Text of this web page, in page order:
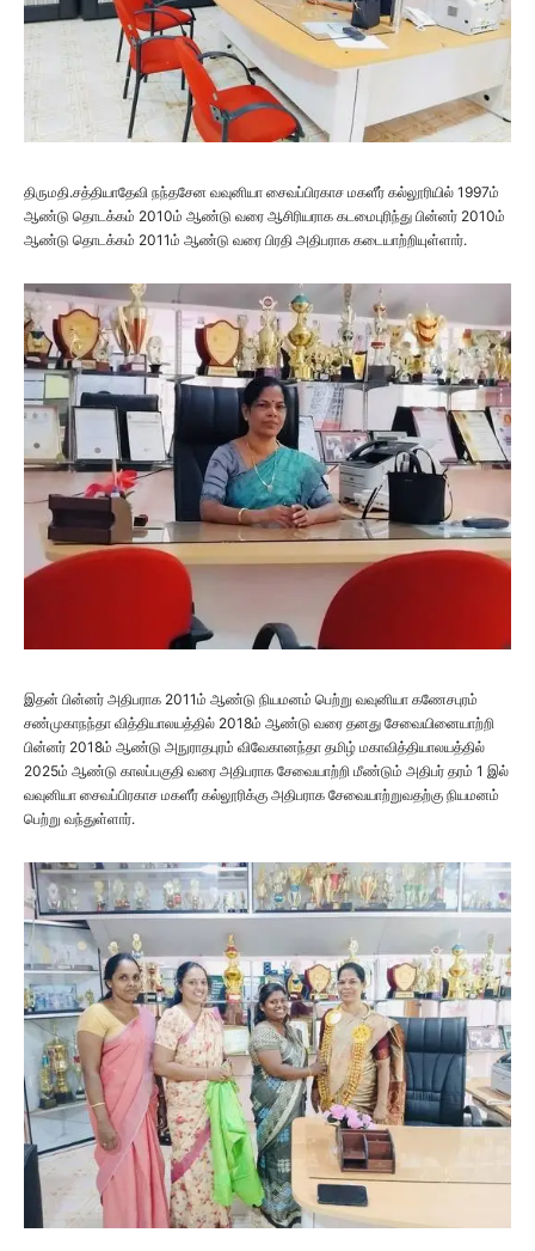
திருமதி.சத்தியாதேவி நந்தசேன வவுனியா சைவப்பிரகாச மகளீர் கல்லூரியில் 1997ம்
ஆண்டு தொடக்கம் 2010ம் ஆண்டு வரை ஆசிரியராக கடமைபுரிந்து பின்னர் 2010ம்
ஆண்டு தொடக்கம் 2011ம் ஆண்டு வரை பிரதி அதிபராக கடையாற்றியுள்ளார்.
இதன் பின்னர் அதிபராக 2011ம் ஆண்டு நியமனம் பெற்று வவுனியா கணேசபுரம்
சண்முகாநந்தா வித்தியாலயத்தில் 2018ம் ஆண்டு வரை தனது சேவையினையாற்றி
பின்னர் 2018ம் ஆண்டு அநுராதபுரம் விவேகானந்தா தமிழ் மகாவித்தியாலயத்தில்
2025ம் ஆண்டு காலப்பகுதி வரை அதிபராக சேவையாற்றி மீண்டும் அதிபர் தரம் 1 இல்
வவுனியா சைவப்பிரகாச மகளீர் கல்லூரிக்கு அதிபராக சேவையாற்றுவதற்கு நியமனம்
பெற்று வந்துள்ளார்.